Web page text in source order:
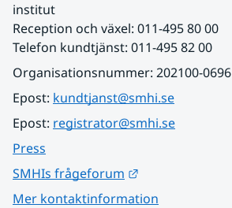
institut
Reception och växel: 011-495 80 00
Telefon kundtjänst: 011-495 82 00
Organisationsnummer: 202100-0696
Epost: kundtjanst@smhi.se
Epost: registrator@smhi.se
Press
SMHIs frågeforum
Mer kontaktinformation